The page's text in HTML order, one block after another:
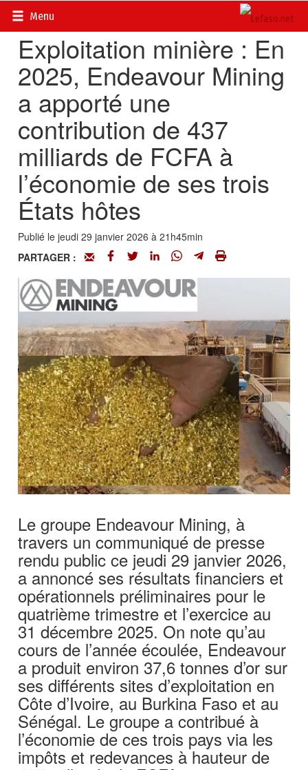
Menu
Accueil> Mines, mineurs, miniers, énergie
Exploitation minière : En
2025, Endeavour Mining
a apporté une
contribution de 437
milliards de FCFA à
l’économie de ses trois
États hôtes
Publié le jeudi 29 janvier 2026 à 21h45min
PARTAGER :
Le groupe Endeavour Mining, à
travers un communiqué de presse
rendu public ce jeudi 29 janvier 2026,
a annoncé ses résultats financiers et
opérationnels préliminaires pour le
quatrième trimestre et l’exercice au
31 décembre 2025. On note qu’au
cours de l’année écoulée, Endeavour
a produit environ 37,6 tonnes d’or sur
ses différents sites d’exploitation en
Côte d’Ivoire, au Burkina Faso et au
Sénégal. Le groupe a contribué à
l’économie de ces trois pays via les
impôts et redevances à hauteur de